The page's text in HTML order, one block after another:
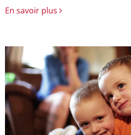
En savoir plus